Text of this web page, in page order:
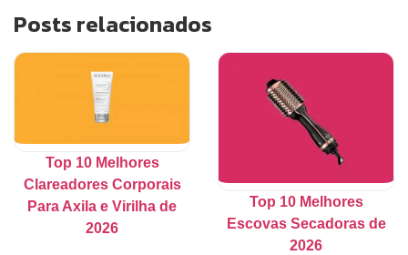
Posts relacionados
Top 10 Melhores
Clareadores Corporais
Para Axila e Virilha de
2026
Top 10 Melhores
Escovas Secadoras de
2026